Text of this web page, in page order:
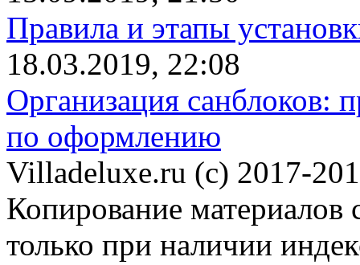
Правила и этапы
18.03.2019, 22:08
Организация санблоков:
по оформлению
Villadeluxe.ru (c) 2017-
Копирование материалов
только при наличии